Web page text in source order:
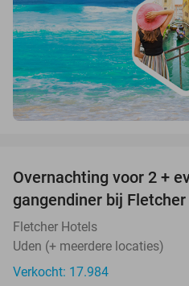
Overnachting voor 2 +
gangendiner bij
Fletcher Hotels
Uden (+ meerdere locaties)
Verkocht: 17.984